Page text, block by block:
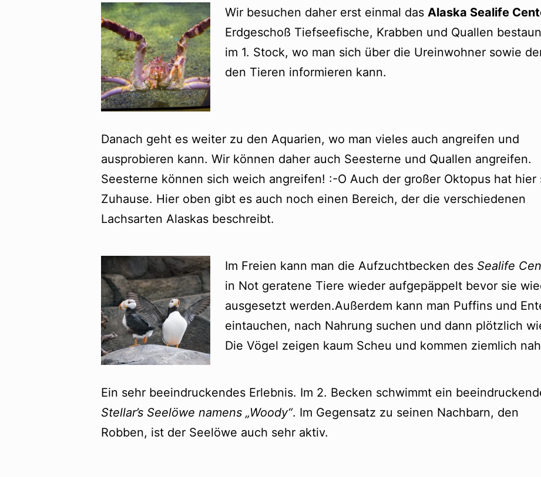
Wir besuchen daher erst einmal das Alaska Sealife
Erdgeschoß Tiefseefische, Krabben und Quallen
im 1. Stock, wo man sich über die Ureinwohner sowie
den Tieren informieren kann.
Danach geht es weiter zu den Aquarien, wo man vieles auch angreifen und
ausprobieren kann. Wir können daher auch Seesterne und Quallen angreifen.
Seesterne können sich weich angreifen! :-O Auch der großer Oktopus hat hier
Zuhause. Hier oben gibt es auch noch einen Bereich, der die verschiedenen
Lachsarten Alaskas beschreibt.
Im Freien kann man die Aufzuchtbecken des Sealife
in Not geratene Tiere wieder aufgepäppelt bevor sie
ausgesetzt werden.Außerdem kann man Puffins und
eintauchen, nach Nahrung suchen und dann plötzlich
Die Vögel zeigen kaum Scheu und kommen ziemlich
Ein sehr beeindruckendes Erlebnis. Im 2. Becken schwimmt ein
Stellar’s Seelöwe namens „Woody“. Im Gegensatz zu seinen Nachbarn, den
Robben, ist der Seelöwe auch sehr aktiv.